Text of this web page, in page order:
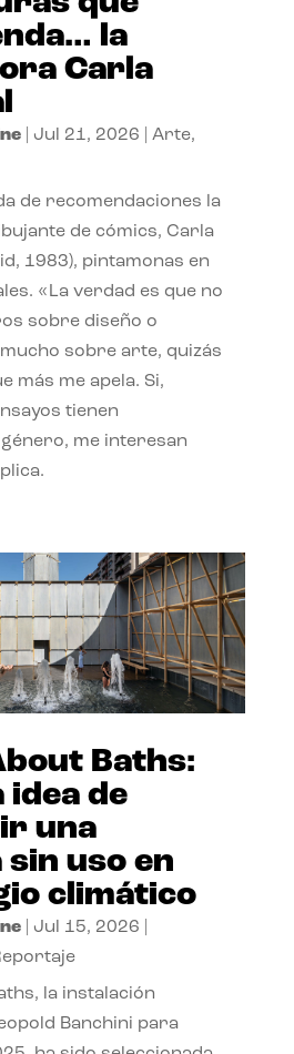
la
Carla
| Jul 21, 2026 Arte,
de recomendaciones la
de cómics, Carla
1983), pintamonas en
«La verdad es que no
sobre diseño o
sobre arte, quizás
más me apela. Si,
tienen
me interesan
Baths:
idea de
una
uso en
climático
| Jul 15, 2026
la instalación
Banchini para